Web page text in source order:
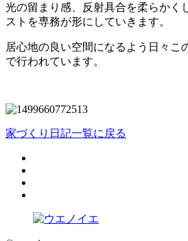
光の留まり感、反射具合を柔らかく
ストを専務が形にしていきます。
居心地の良い空間になるよう日々こ
で行われています。
家づくり日記一覧に戻る